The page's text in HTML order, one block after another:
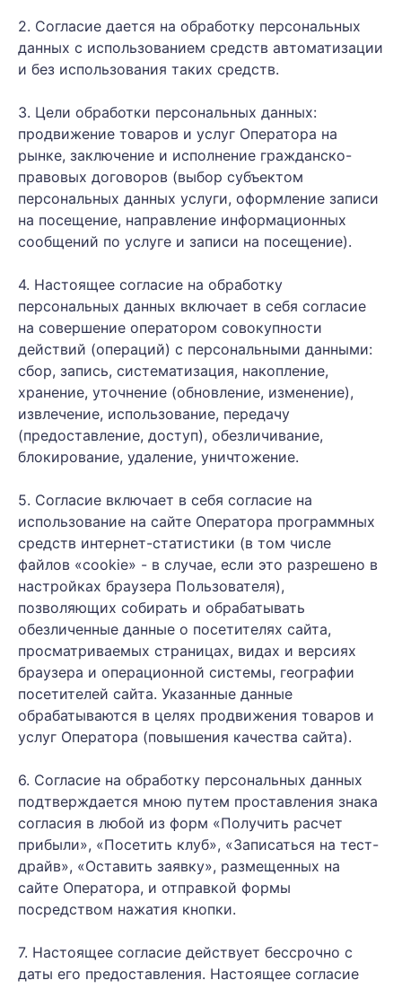
2. Согласие дается на обработку персональных
данных с использованием средств автоматизации
и без использования таких средств.
3. Цели обработки персональных данных:
продвижение товаров и услуг Оператора на
рынке, заключение и исполнение гражданско-
правовых договоров (выбор субъектом
персональных данных услуги, оформление записи
на посещение, направление информационных
сообщений по услуге и записи на посещение).
4. Настоящее согласие на обработку
персональных данных включает в себя согласие
на совершение оператором совокупности
действий (операций) с персональными данными:
сбор, запись, систематизация, накопление,
хранение, уточнение (обновление, изменение),
извлечение, использование, передачу
(предоставление, доступ), обезличивание,
блокирование, удаление, уничтожение.
5. Согласие включает в себя согласие на
использование на сайте Оператора программных
средств интернет-статистики (в том числе
файлов «cookie» - в случае, если это разрешено в
настройках браузера Пользователя),
позволяющих собирать и обрабатывать
обезличенные данные о посетителях сайта,
просматриваемых страницах, видах и версиях
браузера и операционной системы, географии
посетителей сайта. Указанные данные
обрабатываются в целях продвижения товаров и
услуг Оператора (повышения качества сайта).
6. Согласие на обработку персональных данных
подтверждается мною путем проставления знака
согласия в любой из форм «Получить расчет
прибыли», «Посетить клуб», «Записаться на тест-
драйв», «Оставить заявку», размещенных на
сайте Оператора, и отправкой формы
посредством нажатия кнопки.
7. Настоящее согласие действует бессрочно с
даты его предоставления. Настоящее согласие